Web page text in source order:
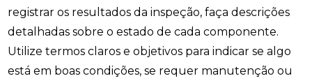
registrar os resultados da inspeção, faça descrições
detalhadas sobre o estado de cada componente.
Utilize termos claros e objetivos para indicar se algo
está em boas condições, se requer manutenção ou